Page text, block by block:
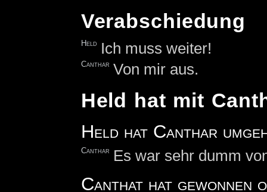
Verabschiedung
Held Ich muss weiter!
Canthar Von mir aus.
Held hat mit
Held hat Canthar
Canthar Es war sehr dumm
Canthat hat gewonnen